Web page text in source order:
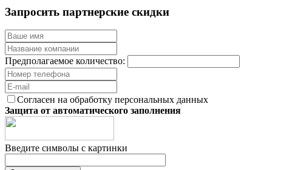
Запросить партнерские скидки
Предполагаемое количество:
Согласен на обработку персональных данных
Защита от автоматического заполнения
Введите символы с картинки